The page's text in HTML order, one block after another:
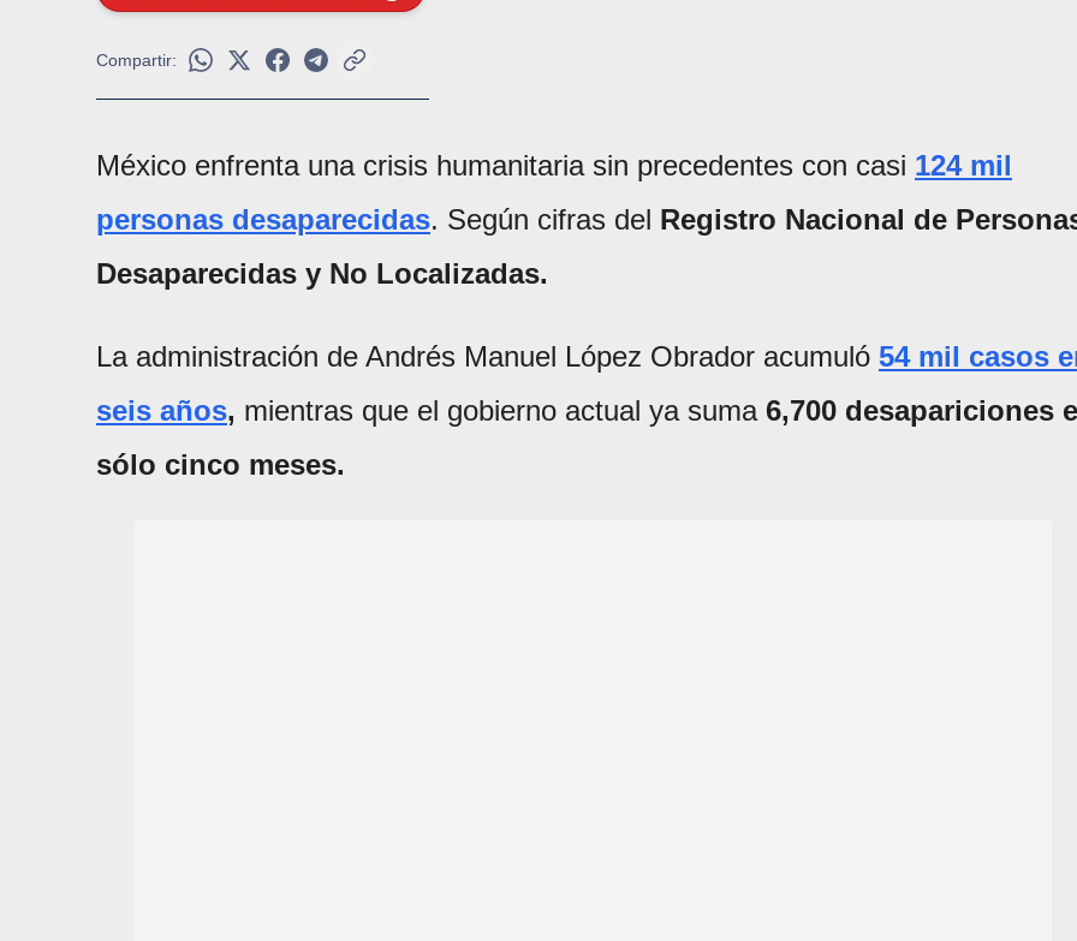
Compartir:
México enfrenta una crisis humanitaria sin precedentes con casi 124 mil
personas desaparecidas. Según cifras del Registro Nacional de
Desaparecidas y No Localizadas.
La administración de Andrés Manuel López Obrador acumuló 54 mil casos
seis años, mientras que el gobierno actual ya suma 6,700 desapariciones
sólo cinco meses.